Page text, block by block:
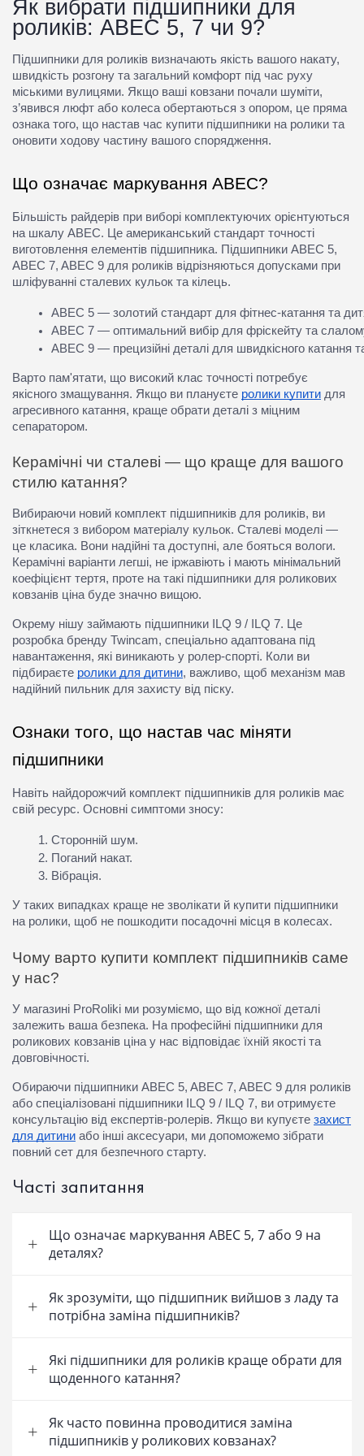
Як вибрати підшипники для
роликів: ABEC 5, 7 чи 9?
Підшипники для роликів визначають якість вашого накату,
швидкість розгону та загальний комфорт під час руху
міськими вулицями. Якщо ваші ковзани почали шуміти,
з’явився люфт або колеса обертаються з опором, це пряма
ознака того, що настав час купити підшипники на ролики та
оновити ходову частину вашого спорядження.
Що означає маркування ABEC?
Більшість райдерів при виборі комплектуючих орієнтуються
на шкалу ABEC. Це американський стандарт точності
виготовлення елементів підшипника. Підшипники ABEC 5,
ABEC 7, ABEC 9 для роликів відрізняються допусками при
шліфуванні сталевих кульок та кілець.
ABEC 5 — золотий стандарт для фітнес-катання та
ABEC 7 — оптимальний вибір для фріскейту та
ABEC 9 — прецизійні деталі для швидкісного катання
Варто пам'ятати, що високий клас точності потребує
якісного змащування. Якщо ви плануєте ролики купити для
агресивного катання, краще обрати деталі з міцним
сепаратором.
Керамічні чи сталеві — що краще для вашого
стилю катання?
Вибираючи новий комплект підшипників для роликів, ви
зіткнетеся з вибором матеріалу кульок. Сталеві моделі —
це класика. Вони надійні та доступні, але бояться вологи.
Керамічні варіанти легші, не іржавіють і мають мінімальний
коефіцієнт тертя, проте на такі підшипники для роликових
ковзанів цінабуде значно вищою.
Окрему нішу займають підшипники ILQ 9 / ILQ 7. Це
розробка бренду Twincam, спеціально адаптована під
навантаження, які виникають у ролер-спорті. Коли ви
підбираєте ролики для дитини, важливо, щоб механізм мав
надійний пильник для захисту від піску.
Ознаки того, що настав час міняти
підшипники
Навіть найдорожчий комплект підшипників для роликів має
свій ресурс. Основні симптоми зносу:
Сторонній шум.
Поганий накат.
Вібрація.
У таких випадках краще не зволікати й купити підшипники
на ролики, щоб не пошкодити посадочні місця в колесах.
Чому варто купити комплект підшипників саме
у нас?
У магазині ProRoliki ми розуміємо, що від кожної деталі
залежить ваша безпека. На професійні підшипники для
роликових ковзанів ціна у нас відповідає їхній якості та
довговічності.
Обираючи підшипники ABEC 5, ABEC 7, ABEC 9 для роликів
або спеціалізовані підшипники ILQ 9 / ILQ 7, ви отримуєте
консультацію від експертів-ролерів. Якщо ви купуєте захист
для дитини або інші аксесуари, ми допоможемо зібрати
повний сет для безпечного старту.
Часті запитання
Що означає маркування ABEC 5, 7 або 9 на
деталях?
деталей: чим вище число, тим менші допуски та
менше тертя всередині механізму. Проте,
пам'ятати, що високий клас ABEC 9 забезпечує
кращий накат, але потребує більш дбайливого
Як зрозуміти, що підшипник вийшов з ладу та
потрібна заміна підшипників?
характерний шум, люфт колеса або значне
погіршення вільного обертання після поїздки по
допоможе уникнути заклинювання коліс та
поверне вашому катанню легкість і швидкість.
Які підшипники для роликів краще обрати для
щоденного катання?
оптимальним вибором будуть підшипники для
роликів класу ABEC 7, оскільки вони мають
Як часто повинна проводитися заміна
підшипників у роликових ковзанах?